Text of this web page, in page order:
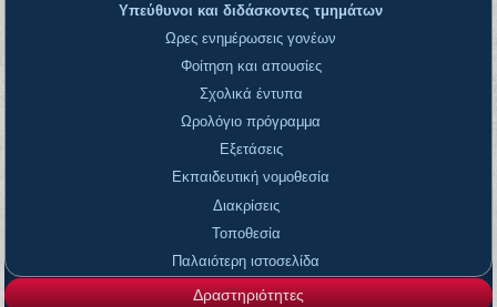
Υπεύθυνοι και διδάσκοντες τμημάτων
Ωρες ενημέρωσεις γονέων
Φοίτηση και απουσίες
Σχολικά έντυπα
Ωρολόγιο πρόγραμμα
Εξετάσεις
Εκπαιδευτική νομοθεσία
Διακρίσεις
Τοποθεσία
Παλαιότερη ιστοσελίδα
Δραστηριότητες